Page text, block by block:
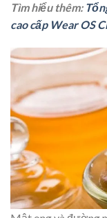
Tìm hiểu thêm:
cao cấp Wear OS